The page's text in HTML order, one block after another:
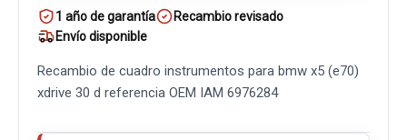
1 año de garantía
Recambio revisado
Envío disponible
Recambio de cuadro instrumentos para bmw x5 (e70)
xdrive 30 d referencia OEM IAM 6976284